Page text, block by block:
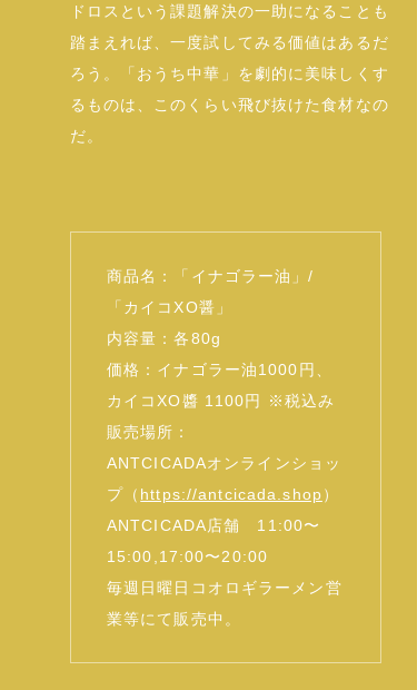
ドロスという課題解決の一助になることも
踏まえれば、一度試してみる価値はあるだ
ろう。「おうち中華」を劇的に美味しくす
るものは、このくらい飛び抜けた食材なの
だ。
商品名：「イナゴラー油」/
「カイコXO醤」
内容量：各80g
価格：イナゴラー油1000円、
カイコXO醬 1100円 ※税込み
販売場所：
ANTCICADAオンラインショッ
プ（ https://antcicada.shop）
ANTCICADA店舗 11:00〜
15:00,17:00〜20:00
毎週日曜日コオロギラーメン営
業等にて販売中。